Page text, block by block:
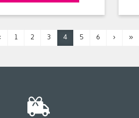
1 2 3 4 5 6 › »